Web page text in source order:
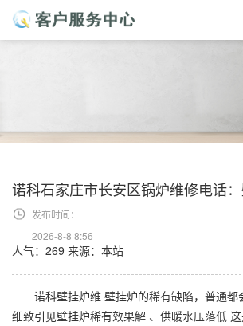
诺科石家庄市长安区锅炉维修电话
发布时间：
2026-8-8 8:56
人气：269 来源：本站
诺科壁挂炉维 壁挂炉的稀有缺陷，普通都
细致引见壁挂炉稀有效果解 、供暖水压落低